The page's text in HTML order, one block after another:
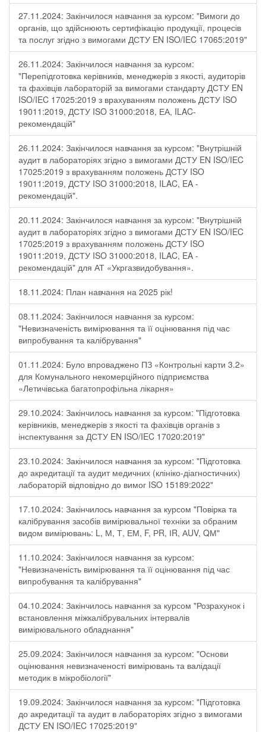
27.11.2024: Закінчилося навчання за курсом: "Вимоги до
органів, що здійснюють сертифікацію продукції, процесів
та послуг згідно з вимогами ДСТУ EN ISO/IEC 17065:2019"
26.11.2024: Закінчилося навчання за курсом:
"Перепідготовка керівників, менеджерів з якості, аудиторів
та фахівців лабораторій за вимогами стандарту ДСТУ EN
ISO/IEC 17025:2019 з врахуванням положень ДСТУ ISO
19011:2019, ДСТУ ISO 31000:2018, ЕА, ILAC-
рекомендацій"
26.11.2024: Закінчилося навчання за курсом: "Внутрішній
аудит в лабораторіях згідно з вимогами ДСТУ EN ISO/IEC
17025:2019 з врахуванням положень ДСТУ ISO
19011:2019, ДСТУ ISO 31000:2018, ILAC, EA -
рекомендацій".
20.11.2024: Закінчилося навчання за курсом: "Внутрішній
аудит в лабораторіях згідно з вимогами ДСТУ EN ISO/IEC
17025:2019 з врахуванням положень ДСТУ ISO
19011:2019, ДСТУ ISO 31000:2018, ILAC, EA -
рекомендацій" для АТ «Укргазвидобування».
18.11.2024: План навчання на 2025 рік!
08.11.2024: Закінчилося навчання за курсом:
"Невизначеність вимірювання та її оцінювання під час
випробування та калібрування"
01.11.2024: Було впроваджено ПЗ «Контрольні карти 3.2»
для Комунального некомерційного підприємства
«Летичівська багатопрофільна лікарня»
29.10.2024: Закінчилось навчання за курсом: "Підготовка
керівників, менеджерів з якості та фахівців органів з
інспектування за ДСТУ EN ISO/IEC 17020:2019"
23.10.2024: Закінчилося навчання за курсом: "Підготовка
до акредитації та аудит медичних (клініко-діагностичних)
лабораторій відповідно до вимог ISO 15189:2022"
17.10.2024: Закінчилось навчання за курсом "Повірка та
калібрування засобів вимірювальної техніки за обраним
видом вимірювань: L, М, Т, ЕМ, F, РR, ІR, АUV, QМ"
11.10.2024: Закінчилося навчання за курсом:
"Невизначеність вимірювання та її оцінювання під час
випробування та калібрування"
04.10.2024: Закінчилось навчання за курсом "Розрахунок і
встановлення міжкалібрувальних інтервалів
вимірювального обладнання"
25.09.2024: Закінчилося навчання за курсом: "Основи
оцінювання невизначеності вимірювань та валідації
методик в мікробіології"
19.09.2024: Закінчилося навчання за курсом: "Підготовка
до акредитації та аудит в лабораторіях згідно з вимогами
ДСТУ EN ISO/IEC 17025:2019"